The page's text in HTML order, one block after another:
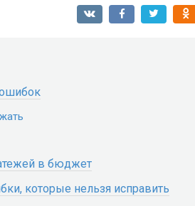
в бюджет
которые нельзя исправить